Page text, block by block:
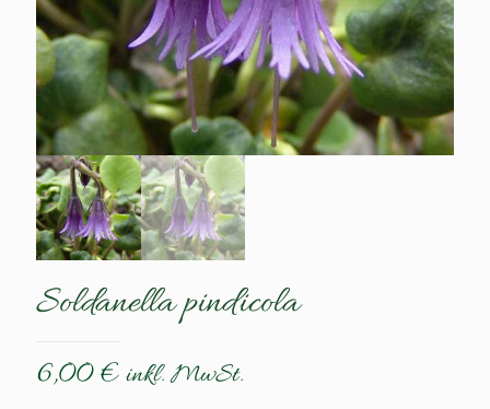
Soldanella pindicola
6,00€ inkl. MwSt.